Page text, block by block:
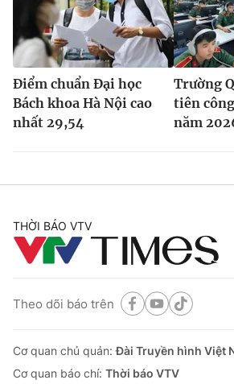
Điểm chuẩn Đại học
Bách khoa Hà Nội cao
nhất 29,54
Trường
tiên
năm
THỜI BÁO VTV
Theo dõi báo trên
Cơ quan chủ quản:Đài Truyền hình Việt
Cơ quan báo chí: Thời báo VTV